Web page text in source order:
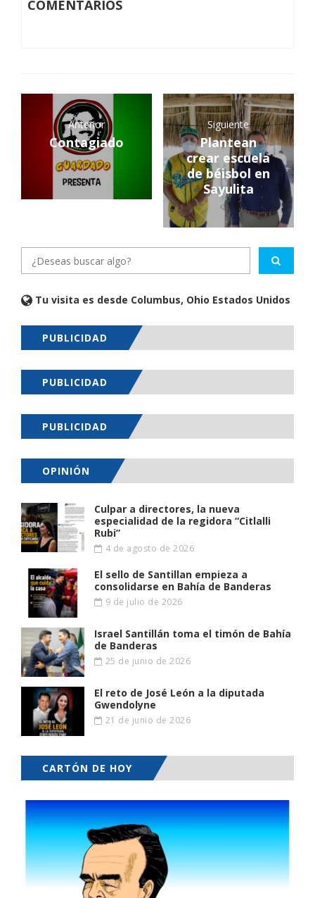
COMENTARIOS
Anterior
Contagiado
Siguiente
Plantean
crear escuela
de béisbol en
Sayulita
Tu visita es desde Columbus, Ohio Estados Unidos
PUBLICIDAD
PUBLICIDAD
PUBLICIDAD
OPINIÓN
Culpar a directores, la nueva
especialidad de la regidora “Citlalli
Rubi”
4 de agosto de 2026
El sello de Santillan empieza a
consolidarse en Bahía de Banderas
9 de julio de 2026
Israel Santillán toma el timón de Bahía
de Banderas
25 de junio de 2026
El reto de José León a la diputada
Gwendolyne
21 de junio de 2026
CARTÓN DE HOY